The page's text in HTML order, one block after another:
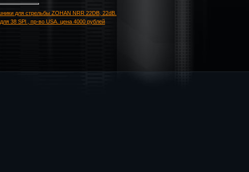
для стрельбы ZOHAN NRR 22DB, 22dB.
38 SPl , пр-во USA. цена 4000 рублей